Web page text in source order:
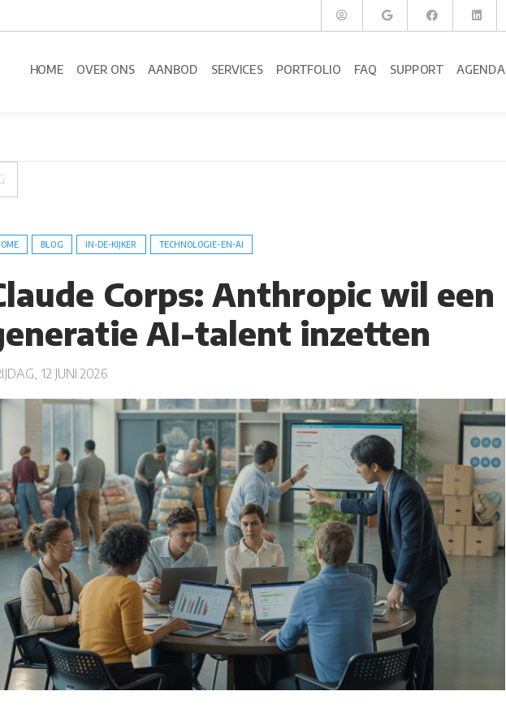
HOME OVER ONS AANBOD SERVICES PORTFOLIO FAQ SUPPORT AGENDA
BLOG IN-DE-KIJKER TECHNOLOGIE-EN-AI
Corps: Anthropic wil een
AI-talent inzetten
12 JUNI 2026